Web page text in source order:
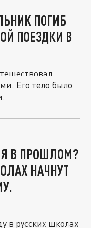
ПОГИБ
ПОЕЗДКИ В
Его тело было
В ПРОШЛОМ?
НАЧНУТ
в русских школах